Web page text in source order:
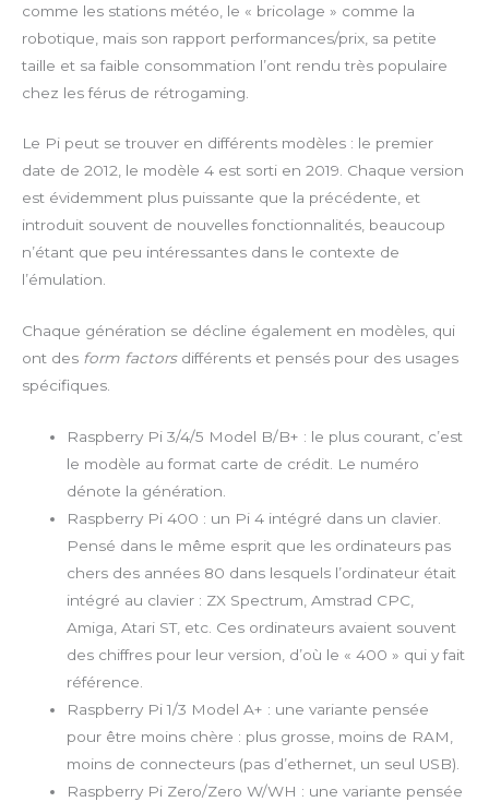
comme les stations météo, le « bricolage » comme la
robotique, mais son rapport performances/prix, sa petite
taille et sa faible consommation l’ont rendu très populaire
chez les férus de rétrogaming.
Le Pi peut se trouver en différents modèles : le premier
date de 2012, le modèle 4 est sorti en 2019. Chaque version
est évidemment plus puissante que la précédente, et
introduit souvent de nouvelles fonctionnalités, beaucoup
n’étant que peu intéressantes dans le contexte de
l’émulation.
Chaque génération se décline également en modèles, qui
ont des form factorsdifférents et pensés pour des usages
spécifiques.
Raspberry Pi 3/4/5 Model B/B+ : le plus courant, c’est
le modèle au format carte de crédit. Le numéro
dénote la génération.
Raspberry Pi 400 : un Pi 4 intégré dans un clavier.
Pensé dans le même esprit que les ordinateurs pas
chers des années 80 dans lesquels l’ordinateur était
intégré au clavier : ZX Spectrum, Amstrad CPC,
Amiga, Atari ST, etc. Ces ordinateurs avaient souvent
des chiffres pour leur version, d’où le « 400 » qui y fait
référence.
Raspberry Pi 1/3 Model A+ : une variante pensée
pour être moins chère : plus grosse, moins de RAM,
moins de connecteurs (pas d’ethernet, un seul USB).
Raspberry Pi Zero/Zero W/WH : une variante pensée